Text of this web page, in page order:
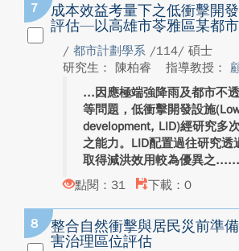
7
成本效益考量下之低衝擊開
評估—以高雄市苓雅區某都
/ 都市計劃學系 /114/ 碩士
研究生： 陳柏睿
指導教授：
因應極端強降雨及都市不
等問題，低衝擊開發設施
development, LID)經研究多
之能力。LID配置過往研究透
取得減洪效用較為優異之...
點閱：31
下載：0
8
整合自然衝擊與居民災前準
害治理區位評估